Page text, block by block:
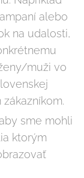
alebo
na udalosti,
muži vo
sme mohli
ktorým